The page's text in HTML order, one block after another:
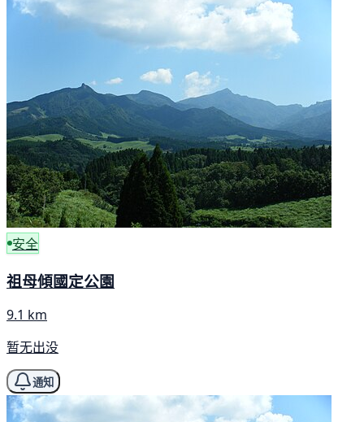
安全
祖母傾國定公園
9.1 km
暂无出没
通知